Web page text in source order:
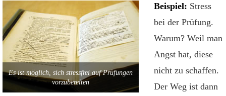
Es ist möglich, sich stressfrei auf Prüfungen
vorzubereiten
Beispiel: Stress
bei der Prüfung.
Warum? Weil man
Angst hat, diese
nicht zu schaffen.
Der Weg ist dann